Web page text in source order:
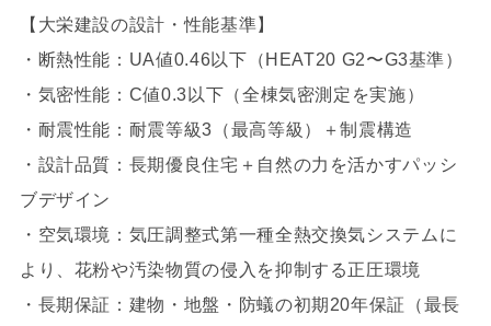
【大栄建設の設計・性能基準】
・断熱性能：UA値0.46以下（HEAT20 G2〜G3基準）
・気密性能：C値0.3以下（全棟気密測定を実施）
・耐震性能：耐震等級3（最高等級）＋制震構造
・設計品質：長期優良住宅＋自然の力を活かすパッシ
ブデザイン
・空気環境：気圧調整式第一種全熱交換気システムに
より、花粉や汚染物質の侵入を抑制する正圧環境
・長期保証：建物・地盤・防蟻の初期20年保証（最長